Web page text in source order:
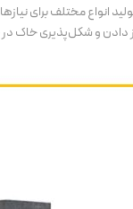
انواع مختلف برای
دادن و شکل‌پذیری خاک